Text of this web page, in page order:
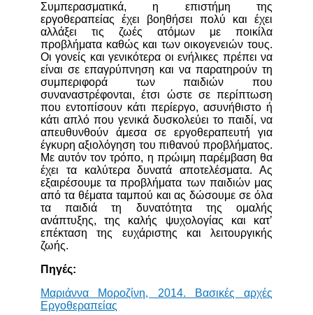
Συμπερασματικά, η επιστήμη της
εργοθεραπείας έχει βοηθήσει πολύ και έχει
αλλάξει τις ζωές ατόμων με ποικίλα
προβλήματα καθώς και των οικογενειών τους.
Οι γονείς και γενικότερα οι ενήλικες πρέπει να
είναι σε επαγρύπνηση και να παρατηρούν τη
συμπεριφορά των παιδιών που
συναναστρέφονται, έτσι ώστε σε περίπτωση
που εντοπίσουν κάτι περίεργο, ασυνήθιστο ή
κάτι απλό που γενικά δυσκολεύει το παιδί, να
απευθυνθούν άμεσα σε εργοθεραπευτή για
έγκυρη αξιολόγηση του πιθανού προβλήματος.
Με αυτόν τον τρόπο, η πρώιμη παρέμβαση θα
έχει τα καλύτερα δυνατά αποτελέσματα. Ας
εξαιρέσουμε τα προβλήματα των παιδιών μας
από τα θέματα ταμπού και ας δώσουμε σε όλα
τα παιδιά τη δυνατότητα της ομαλής
ανάπτυξης, της καλής ψυχολογίας και κατ’
επέκταση της ευχάριστης και λειτουργικής
ζωής.
Πηγές:
Μαριάννα Μοροζίνη, 2014. Βασικές αρχές
Εργοθεραπείας